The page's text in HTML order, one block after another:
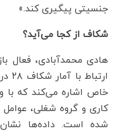
جنسیتی پیگیری کند.»
شکاف از کجا می‌آید؟
هادی محمدآبادی، فعال
خاص اشاره می‌کند که با
کاری و گروه شغلی،
شده‌ است. داده‌ها